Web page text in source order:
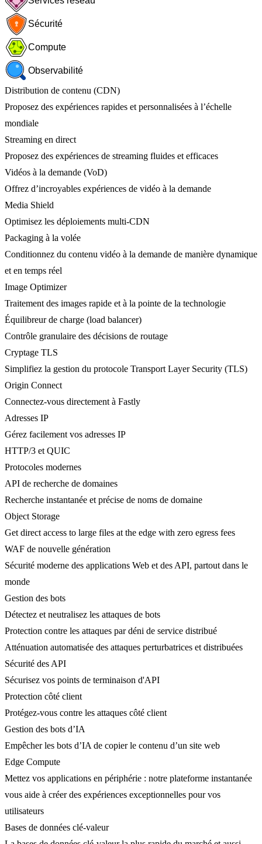
Sécurité
Compute
Observabilité
Distribution de contenu (CDN)
Proposez des expériences rapides et personnalisées à l’échelle
mondiale
Streaming en direct
Proposez des expériences de streaming fluides et efficaces
Vidéos à la demande (VoD)
Offrez d’incroyables expériences de vidéo à la demande
Media Shield
Optimisez les déploiements multi-CDN
Packaging à la volée
Conditionnez du contenu vidéo à la demande de manière dynamique
et en temps réel
Image Optimizer
Traitement des images rapide et à la pointe de la technologie
Équilibreur de charge (load balancer)
Contrôle granulaire des décisions de routage
Cryptage TLS
Simplifiez la gestion du protocole Transport Layer Security (TLS)
Origin Connect
Connectez-vous directement à Fastly
Adresses IP
Gérez facilement vos adresses IP
HTTP/3 et QUIC
Protocoles modernes
API de recherche de domaines
Recherche instantanée et précise de noms de domaine
Object Storage
Get direct access to large files at the edge with zero egress fees
WAF de nouvelle génération
Sécurité moderne des applications Web et des API, partout dans le
monde
Gestion des bots
Détectez et neutralisez les attaques de bots
Protection contre les attaques par déni de service distribué
Atténuation automatisée des attaques perturbatrices et distribuées
Sécurité des API
Sécurisez vos points de terminaison d'API
Protection côté client
Protégez-vous contre les attaques côté client
Gestion des bots d’IA
Empêcher les bots d’IA de copier le contenu d’un site web
Edge Compute
Mettez vos applications en périphérie : notre plateforme instantanée
vous aide à créer des expériences exceptionnelles pour vos
utilisateurs
Bases de données clé-valeur